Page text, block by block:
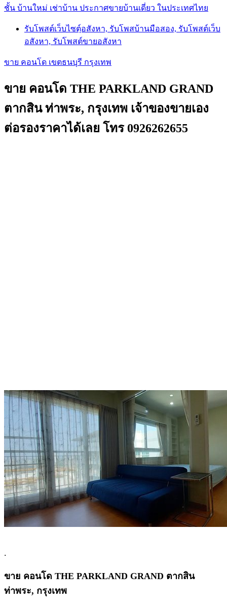
ชั้น บ้านใหม่ เช่าบ้าน ประกาศขายบ้านเดี่ยว ในประเทศไทย
รับโพสต์เว็บไซตฺ์อสังหา, รับโพสบ้านมือสอง, รับโพสต์เว็บ
อสังหา, รับโพสต์ขายอสังหา
ขาย คอนโด เขตธนบุรี กรุงเทพ
ขาย คอนโด THE PARKLAND GRAND
ตากสิน ท่าพระ, กรุงเทพ เจ้าของขายเอง
ต่อรองราคาได้เลย โทร 0926262655
.
ขาย คอนโด THE PARKLAND GRAND ตากสิน
ท่าพระ, กรุงเทพ